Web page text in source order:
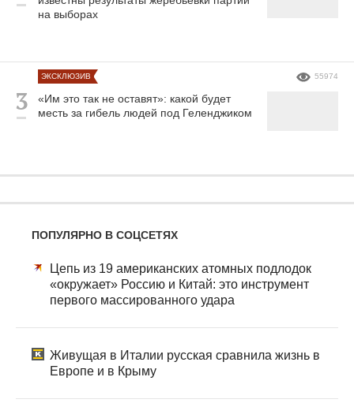
на выборах
«Им это так не оставят»: какой будет
месть за гибель людей под Геленджиком
ЭКСКЛЮЗИВ 55974
ПОПУЛЯРНО В СОЦСЕТЯХ
Цепь из 19 американских атомных подлодок
«окружает» Россию и Китай: это инструмент
первого массированного удара
Живущая в Италии русская сравнила жизнь в
Европе и в Крыму